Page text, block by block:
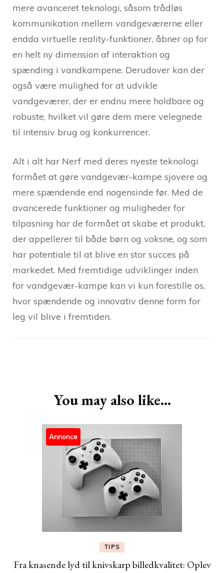
mere avanceret teknologi, såsom trådløs
kommunikation mellem vandgeværerne eller
endda virtuelle reality-funktioner, åbner op for
en helt ny dimension af interaktion og
spænding i vandkampene. Derudover kan der
også være mulighed for at udvikle
vandgeværer, der er endnu mere holdbare og
robuste, hvilket vil gøre dem mere velegnede
til intensiv brug og konkurrencer.
Alt i alt har Nerf med deres nyeste teknologi
formået at gøre vandgevær-kampe sjovere og
mere spændende end nogensinde før. Med de
avancerede funktioner og muligheder for
tilpasning har de formået at skabe et produkt,
der appellerer til både børn og voksne, og som
har potentiale til at blive en stor succes på
markedet. Med fremtidige udviklinger inden
for vandgevær-kampe kan vi kun forestille os,
hvor spændende og innovativ denne form for
leg vil blive i fremtiden.
You may also like...
Annonce
TIPS
Fra knasende lyd til knivskarp billedkvalitet: Oplev